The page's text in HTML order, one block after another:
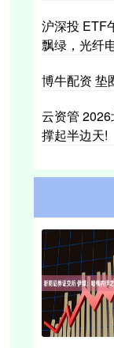
沪深投 ETF
飘绿，光纤
博牛配资 垫
云资管
撑起半边天!